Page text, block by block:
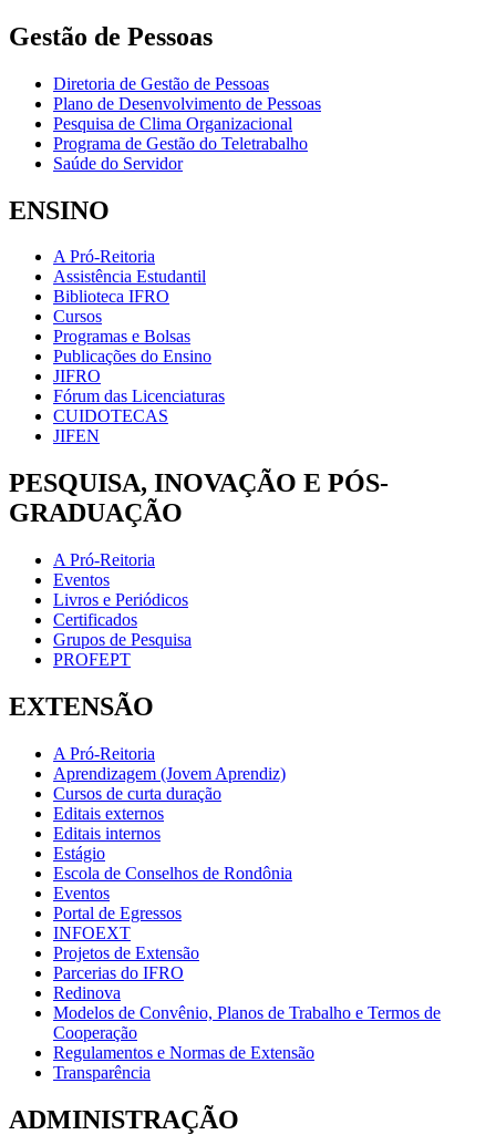
Gestão de Pessoas
Diretoria de Gestão de Pessoas
Plano de Desenvolvimento de Pessoas
Pesquisa de Clima Organizacional
Programa de Gestão do Teletrabalho
Saúde do Servidor
ENSINO
A Pró-Reitoria
Assistência Estudantil
Biblioteca IFRO
Cursos
Programas e Bolsas
Publicações do Ensino
JIFRO
Fórum das Licenciaturas
CUIDOTECAS
JIFEN
PESQUISA, INOVAÇÃO E PÓS-
GRADUAÇÃO
A Pró-Reitoria
Eventos
Livros e Periódicos
Certificados
Grupos de Pesquisa
PROFEPT
EXTENSÃO
A Pró-Reitoria
Aprendizagem (Jovem Aprendiz)
Cursos de curta duração
Editais externos
Editais internos
Estágio
Escola de Conselhos de Rondônia
Eventos
Portal de Egressos
INFOEXT
Projetos de Extensão
Parcerias do IFRO
Redinova
Modelos de Convênio, Planos de Trabalho e Termos de
Cooperação
Regulamentos e Normas de Extensão
Transparência
ADMINISTRAÇÃO